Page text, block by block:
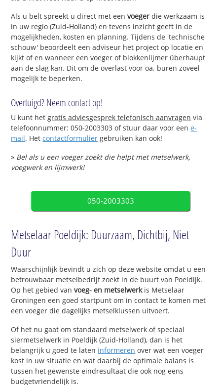
Als u belt spreekt u direct met eenvoeger die werkzaam is
in uw regio (Zuid-Holland) en tevens inzicht geeft in de
mogelijkheden, kosten en planning. Tijdens de 'technische
schouw' beoordeelt een adviseur het project op locatie en
kijkt of en wanneer een voeger of blokkenlijmer überhaupt
aan de slag kan. Dit om de overlast voor oa. buren zoveel
mogelijk te beperken.
Overtuigd? Neem contact op!
U kunt hetgratis adviesgesprek telefonisch aanvragen via
telefoonnummer: 050-2003303 of stuur daar voor eene-
mail. Hetcontactformulier gebruiken kan ook!
» Bel als u een voeger zoekt die helpt met metselwerk,
voegwerk en lijmwerk!
050-2003303
Metselaar Poeldijk: Duurzaam, Dichtbij, Niet
Duur
Waarschijnlijk bevindt u zich op deze website omdat u een
betrouwbaar metselbedrijf zoekt in de buurt van Poeldijk.
Op het gebied van voeg- en metselwerkis Metselaar
Groningen een goed startpunt om in contact te komen met
een voeger die dagelijks metselklussen uitvoert.
Of het nu gaat om standaard metselwerk of speciaal
siermetselwerk in Poeldijk (Zuid-Holland), dan is het
belangrijk u goed te laten informeren over wat een voeger
kost in uw situatie en wat daarbij de optimale balans is
tussen het gewenste eindresultaat die ook nog eens
budgetvriendelijk is.